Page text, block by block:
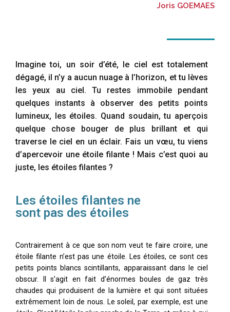
Joris GOEMAES
Imagine toi, un soir d’été, le ciel est totalement
dégagé, il n’y a aucun nuage à l’horizon, et tu lèves
les yeux au ciel. Tu restes immobile pendant
quelques instants à observer des petits points
lumineux, les étoiles. Quand soudain, tu aperçois
quelque chose bouger de plus brillant et qui
traverse le ciel en un éclair. Fais un vœu, tu viens
d’apercevoir une étoile filante ! Mais c’est quoi au
juste, les étoiles filantes ?
Les étoiles filantes ne
sont pas des étoiles
Contrairement à ce que son nom veut te faire croire, une
étoile filante n’est pas une étoile. Les étoiles, ce sont ces
petits points blancs scintillants, apparaissant dans le ciel
obscur. Il s’agit en fait d’énormes boules de gaz très
chaudes qui produisent de la lumière et qui sont situées
extrêmement loin de nous. Le soleil, par exemple, est une